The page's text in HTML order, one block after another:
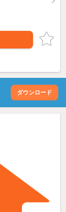
ダウンロード